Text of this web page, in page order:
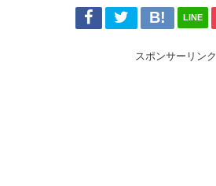
LINE
スポンサーリンク